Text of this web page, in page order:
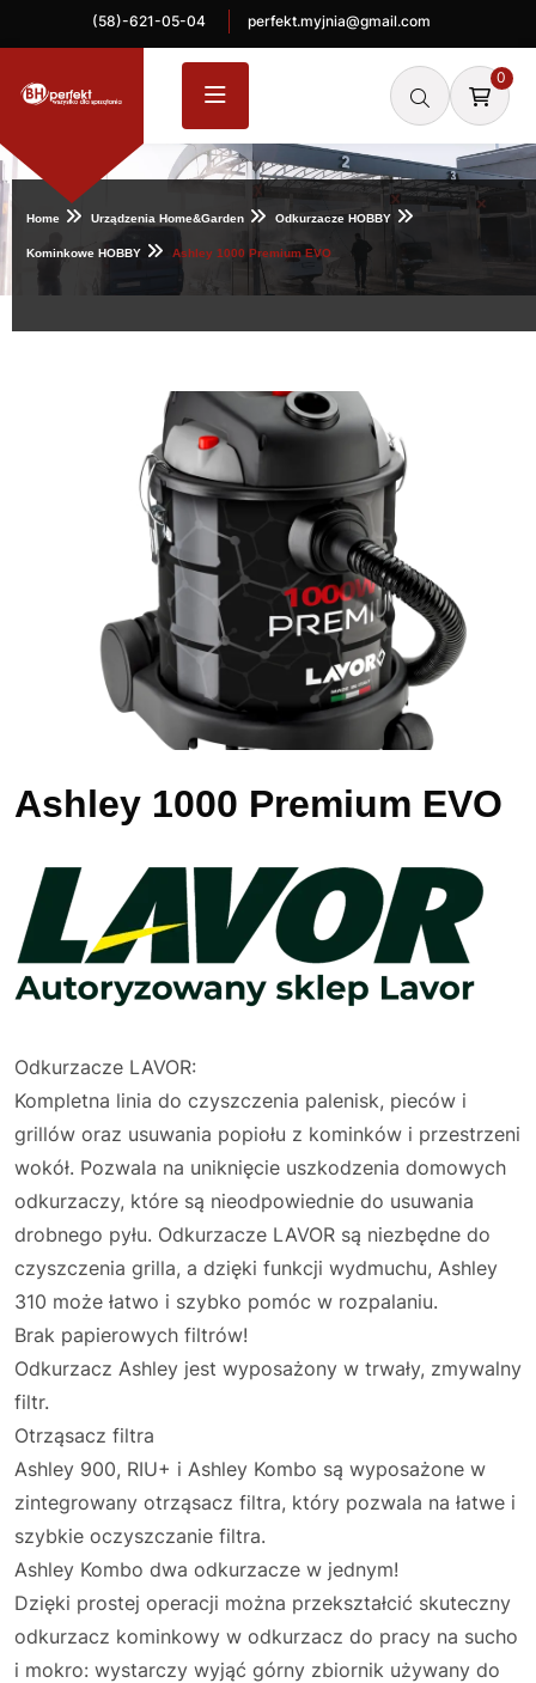
(58)-621-05-04 perfekt.myjnia@gmail.com
0
Home Urządzenia Home&Garden Odkurzacze HOBBY
Kominkowe HOBBY Ashley 1000 Premium EVO
Ashley 1000 Premium EVO
Odkurzacze LAVOR:
Kompletna linia do czyszczenia palenisk, pieców i
grillów oraz usuwania popiołu z kominków i przestrzeni
wokół. Pozwala na uniknięcie uszkodzenia domowych
odkurzaczy, które są nieodpowiednie do usuwania
drobnego pyłu. Odkurzacze LAVOR są niezbędne do
czyszczenia grilla, a dzięki funkcji wydmuchu, Ashley
310 może łatwo i szybko pomóc w rozpalaniu.
Brak papierowych filtrów!
Odkurzacz Ashley jest wyposażony w trwały, zmywalny
filtr.
Otrząsacz filtra
Ashley 900, RIU+ i Ashley Kombo są wyposażone w
zintegrowany otrząsacz filtra, który pozwala na łatwe i
szybkie oczyszczanie filtra.
Ashley Kombo dwa odkurzacze w jednym!
Dzięki prostej operacji można przekształcić skuteczny
odkurzacz kominkowy w odkurzacz do pracy na sucho
i mokro: wystarczy wyjąć górny zbiornik używany do